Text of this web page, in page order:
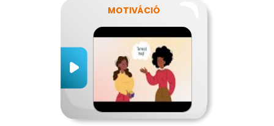
MOTIVÁCIÓ